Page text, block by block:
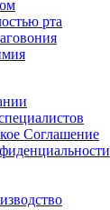
рта
Соглашение